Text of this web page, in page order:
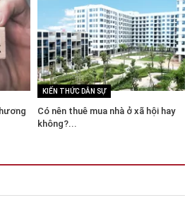
KIẾN THỨC DÂN SỰ
Có nên thuê mua nhà ở xã hội hay
không?...